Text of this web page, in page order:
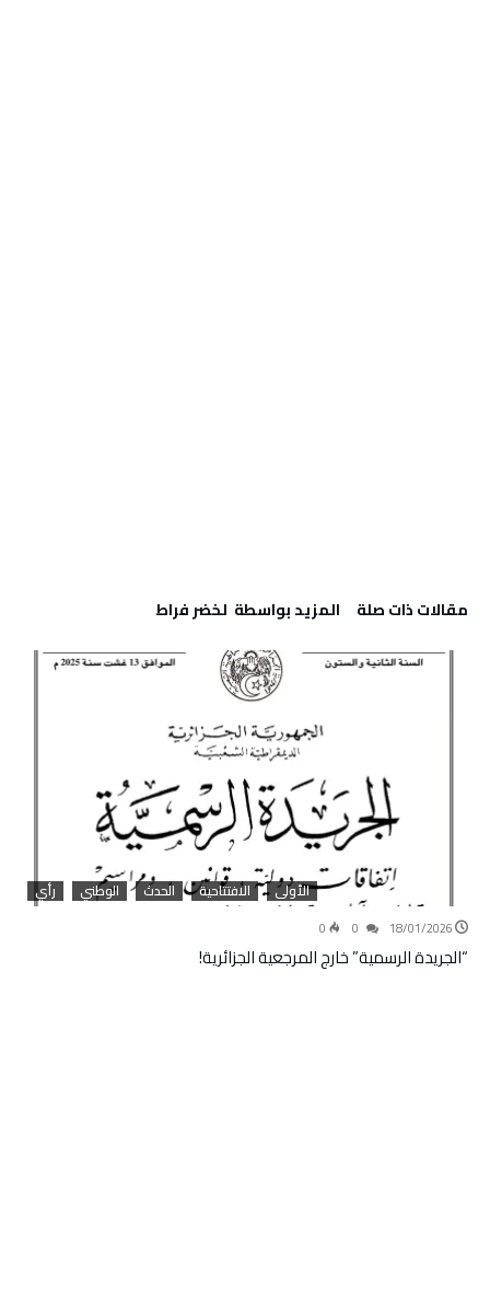
‫مقالات ذات صلة‬ ‫‫المزيد بواسطة‬ ‬ لخضر فراط
الأولى الافتتاحية الحدث الوطني رأي
18/01/2026
0
“الجريدة الرسمية” خارج المرجعية الجزائرية!